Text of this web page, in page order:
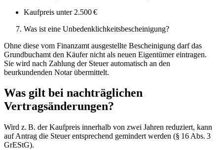
Kaufpreis unter 2.500 €
Was ist eine Unbedenklichkeitsbescheinigung?
Ohne diese vom Finanzamt ausgestellte Bescheinigung darf das
Grundbuchamt den Käufer nicht als neuen Eigentümer eintragen.
Sie wird nach Zahlung der Steuer automatisch an den
beurkundenden Notar übermittelt.
Was gilt bei nachträglichen
Vertragsänderungen?
Wird z. B. der Kaufpreis innerhalb von zwei Jahren reduziert, kann
auf Antrag die Steuer entsprechend gemindert werden (§ 16 Abs. 3
GrEStG).